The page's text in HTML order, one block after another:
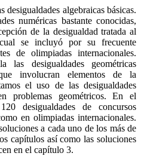
algebraicas básicas.
numéricas bastante conocidas,
de la desigualdad tratada al
se incluyó por su frecuente
de olimpiadas internacionales.
las desigualdades geométricas
involucran elementos de la
el uso de las desigualdades
problemas geométricos. En el
desigualdades de concursos
en olimpiadas internacionales.
a cada uno de los más de
capítulos así como las soluciones
en el capítulo 3.